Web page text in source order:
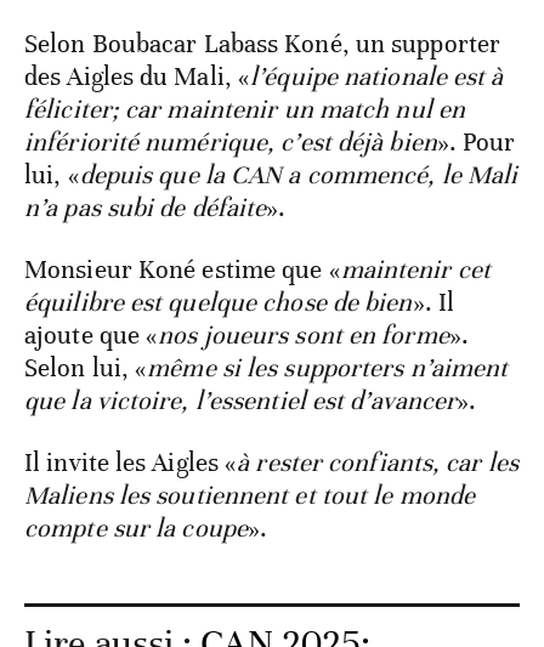
Selon Boubacar Labass Koné, un supporter
des Aigles du Mali, «l’équipe nationale est à
féliciter; car maintenir un match nul en
infériorité numérique, c’est déjà bien». Pour
lui, «depuis que la CAN a commencé, le Mali
n’a pas subi de défaite».
Monsieur Koné estime que «maintenir cet
équilibre est quelque chose de bien». Il
ajoute que «nos joueurs sont en forme».
Selon lui, «même si les supporters n’aiment
que la victoire, l’essentiel est d’avancer».
Il invite les Aigles «à rester confiants, car les
Maliens les soutiennent et tout le monde
compte sur la coupe».